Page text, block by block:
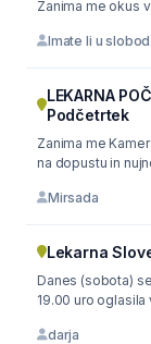
Zanima me okus
Imate li u
LEKARNA
Podčetrtek
Zanima me
na dopustu in
Mirsada
Lekarna
Danes (sobota)
19.00 uro oglasila
darja